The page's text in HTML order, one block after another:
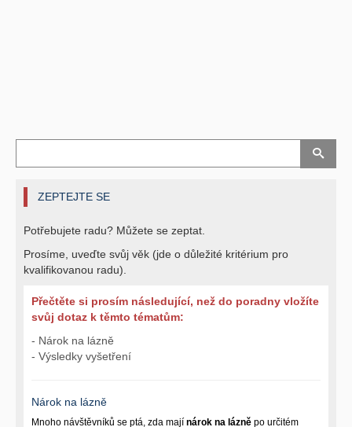
ZEPTEJTE SE
Potřebujete radu? Můžete se zeptat.
Prosíme, uveďte svůj věk (jde o důležité kritérium pro
kvalifikovanou radu).
Přečtěte si prosím následující, než do poradny vložíte
svůj dotaz k těmto tématům:
- Nárok na lázně
- Výsledky vyšetření
Nárok na lázně
Mnoho návštěvníků se ptá, zda mají nárok na lázně po určitém